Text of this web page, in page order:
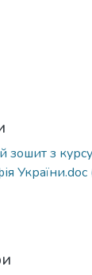
зошит з
України.doc